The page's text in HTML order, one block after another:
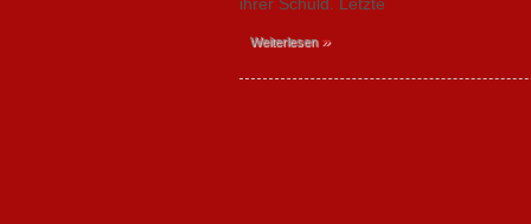
Weiterlesen »